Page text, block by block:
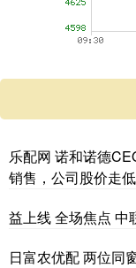
乐配网 诺和诺德
销售，公司股价走低
益上线 全场焦点 中
日富农优配 两位同